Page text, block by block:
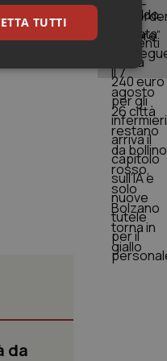
da
TUTTI
che le loro
Cookie-